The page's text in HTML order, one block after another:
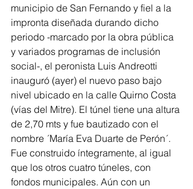
municipio de San Fernando y fiel a la
impronta diseñada durando dicho
periodo -marcado por la obra pública
y variados programas de inclusión
social-, el peronista Luis Andreotti
inauguró (ayer) el nuevo paso bajo
nivel ubicado en la calle Quirno Costa
(vías del Mitre). El túnel tiene una altura
de 2,70 mts y fue bautizado con el
nombre ´María Eva Duarte de Perón´.
Fue construido íntegramente, al igual
que los otros cuatro túneles, con
fondos municipales. Aún con un